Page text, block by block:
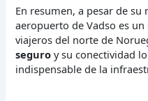
En resumen, a pesar de
aeropuerto de Vadso es
viajeros del norte de
seguro y su conectividad
indispensable de la